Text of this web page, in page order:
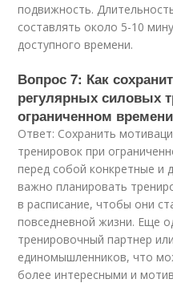
подвижность.
составлять около 5-10
доступного времени.
Вопрос 7: Как
регулярных силовых
ограниченном времени
Ответ: Сохранить
тренировок при
перед собой конкретные и
важно планировать
в расписание, чтобы они
повседневной жизни. Еще
тренировочный партнер
единомышленников, что
более интересными и